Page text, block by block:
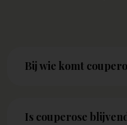
Bij wie komt
Is couperose